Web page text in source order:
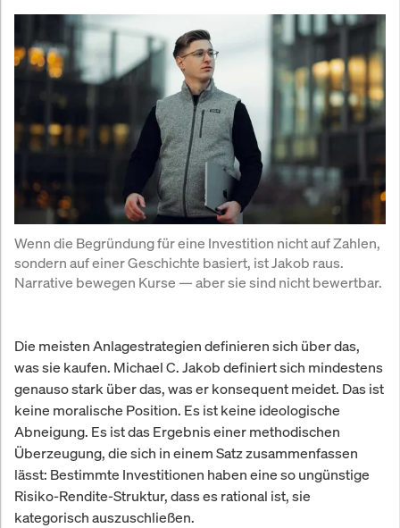
Wenn die Begründung für eine Investition nicht auf Zahlen,
sondern auf einer Geschichte basiert, ist Jakob raus.
Narrative bewegen Kurse — aber sie sind nicht bewertbar.
Die meisten Anlagestrategien definieren sich über das,
was sie kaufen. Michael C. Jakob definiert sich mindestens
genauso stark über das, was er konsequent meidet. Das ist
keine moralische Position. Es ist keine ideologische
Abneigung. Es ist das Ergebnis einer methodischen
Überzeugung, die sich in einem Satz zusammenfassen
lässt: Bestimmte Investitionen haben eine so ungünstige
Risiko-Rendite-Struktur, dass es rational ist, sie
kategorisch auszuschließen.